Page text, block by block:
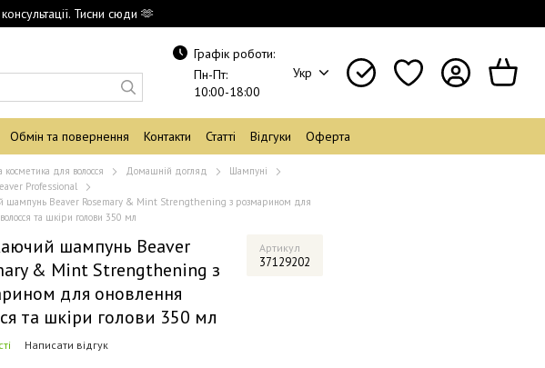
Тисни сюди 🫶
Графік роботи:
Пн-Пт:
10:00-18:00
Укр
Обмін та повернення Контакти Статті Відгуки Оферта
косметика для волосся Домашній догляд
Шампуні
Professional
шампунь Beaver Rosemary & Mint Strengthening з розмарином для
та шкіри голови 350 мл
шампунь Beaver
& Mint Strengthening з
для оновлення
та шкіри голови 350 мл
Артикул
37129202
Написати відгук